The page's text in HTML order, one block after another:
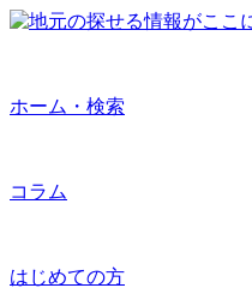
ホーム・検索
コラム
はじめての方